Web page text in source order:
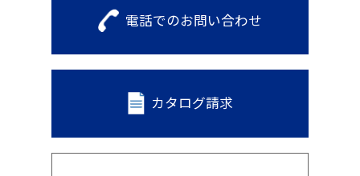
電話でのお問い合わせ
カタログ請求